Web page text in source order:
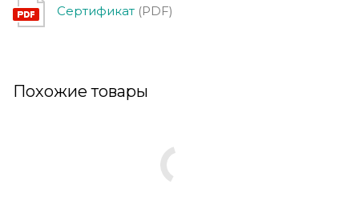
Сертификат (PDF)
Похожие товары